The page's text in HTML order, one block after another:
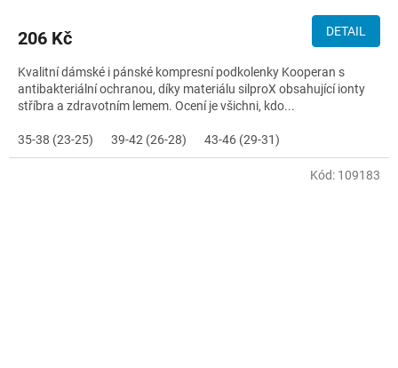
206 Kč DETAIL
Kvalitní dámské i pánské kompresní podkolenky Kooperan s
antibakteriální ochranou, díky materiálu silproX obsahující ionty
stříbra a zdravotním lemem. Ocení je všichni, kdo...
35-38 (23-25) 39-42 (26-28) 43-46 (29-31)
Kód: 109183